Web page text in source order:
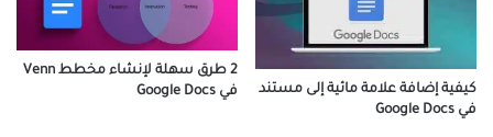
كيفية إضافة علامة مائية إلى مستند
في Google Docs
2 طرق سهلة لإنشاء مخطط Venn
في Google Docs